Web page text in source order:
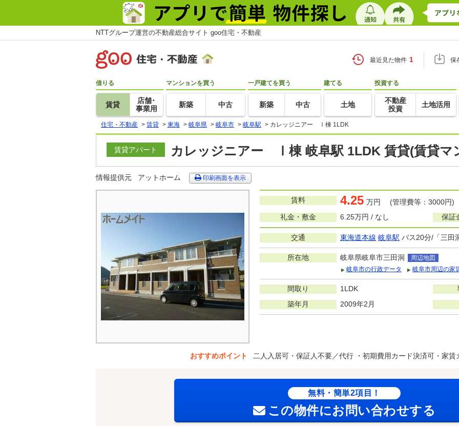
NTTグループ運営の不動産総合サイト goo住宅・不動産
最近見た物件 1 保
借りる
賃貸
店舗･
事業用
マンションを買う
新築 中古
一戸建てを買う
新築 中古
建てる
土地
投資する
不動産
投資
土地活用
住宅・不動産 > 賃貸 > 東海 > 岐阜県 > 岐阜市 > 岐阜駅 > カレッジニアー Ⅰ棟 1LDK
賃貸アパート カレッジニアー Ⅰ棟 岐阜駅 1LDK 賃貸(賃貸マ
情報提供元 アットホーム 印刷画面を表示
賃料 4.25 万円 (管理費等：3000円)
礼金・敷金
6.25万円 / なし 保証
交通 東海道本線 岐阜駅 バス20分/「三田
所在地 岐阜県岐阜市三田洞
周辺地図
岐阜市の行政データ
岐阜市周辺の家
間取り 1LDK
築年月 2009年2月
おすすめポイント 二人入居可・保証人不要／代行 ・初期費用カード決済可・家賃
無料・簡単2項目！
この物件にお問い合わせする